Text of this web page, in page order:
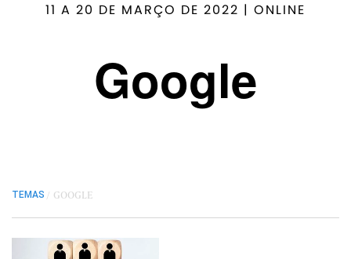
11 A 20 DE MARÇO DE 2022 | ONLINE
Google
TEMAS / GOOGLE